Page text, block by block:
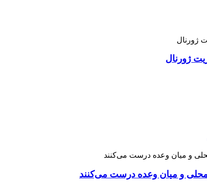
ژورنال
محلی و میان وعده درست می‌کنند